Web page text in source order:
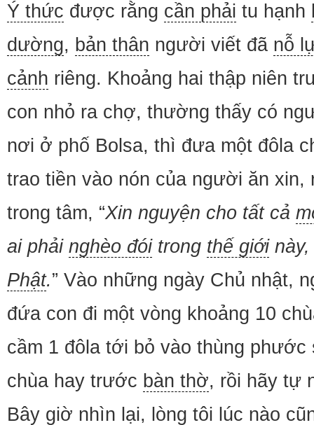
Ý thức được rằng cần phải tu hạnh
dường, bản thân người viết đã nỗ
cảnh riêng. Khoảng hai thập niên
con nhỏ ra chợ, thường thấy có
nơi ở phố Bolsa, thì đưa một đôla
trao tiền vào nón của người ăn xin,
trong tâm, “Xin nguyện cho tất cả
ai phải nghèo đóitrong thế giớinày,
Phật.” Vào những ngày Chủ nhật,
đứa con đi một vòng khoảng 10
cầm 1 đôla tới bỏ vào thùng
chùa hay trước bàn thờ, rồi hãy tự
Bây giờ nhìn lại, lòng tôi lúc nào